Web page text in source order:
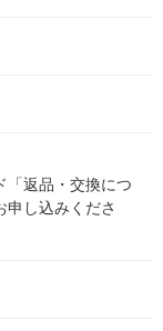
「返品・交換につ
申し込みくださ